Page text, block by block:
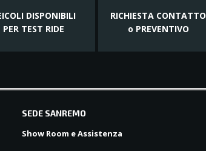
DISPONIBILI
PER TEST RIDE
RICHIESTA CONTATTO
o PREVENTIVO
SEDE SANREMO
Show Room e Assistenza